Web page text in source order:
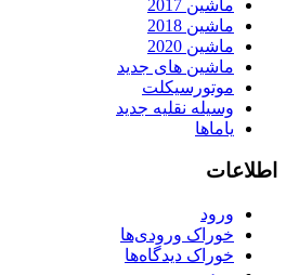
ماشین 2017
ماشین 2018
ماشین 2020
ماشین های جدید
موتورسیکلت
وسیله نقلیه جدید
یاماها
اطلاعات
ورود
خوراک ورودی‌ها
خوراک دیدگاه‌ها